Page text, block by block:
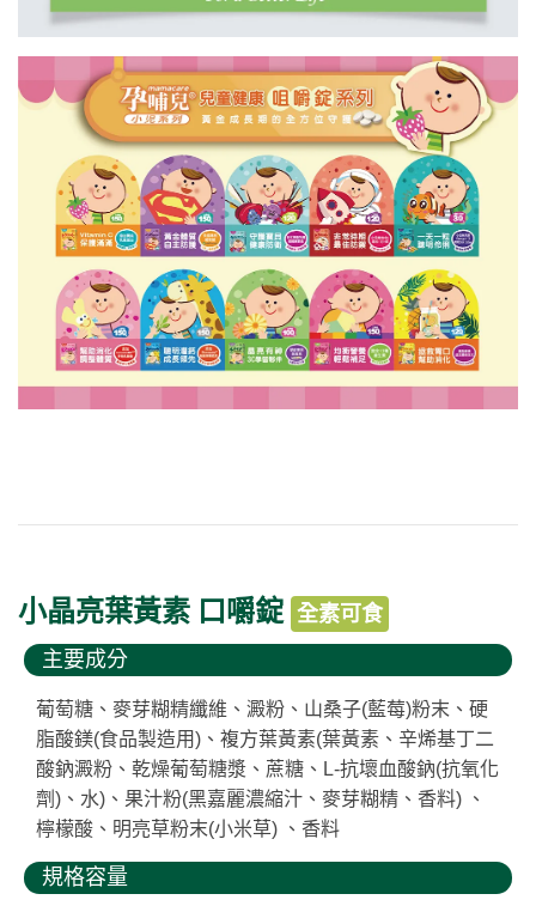
小晶亮葉黃素 口嚼錠 全素可食
主要成分
葡萄糖、麥芽糊精纖維、澱粉、山桑子(藍莓)粉末、硬
脂酸鎂(食品製造用)、複方葉黃素(葉黃素、辛烯基丁二
酸鈉澱粉、乾燥葡萄糖漿、蔗糖、L-抗壞血酸鈉(抗氧化
劑)、水)、果汁粉(黑嘉麗濃縮汁、麥芽糊精、香料) 、
檸檬酸、明亮草粉末(小米草) 、香料
規格容量